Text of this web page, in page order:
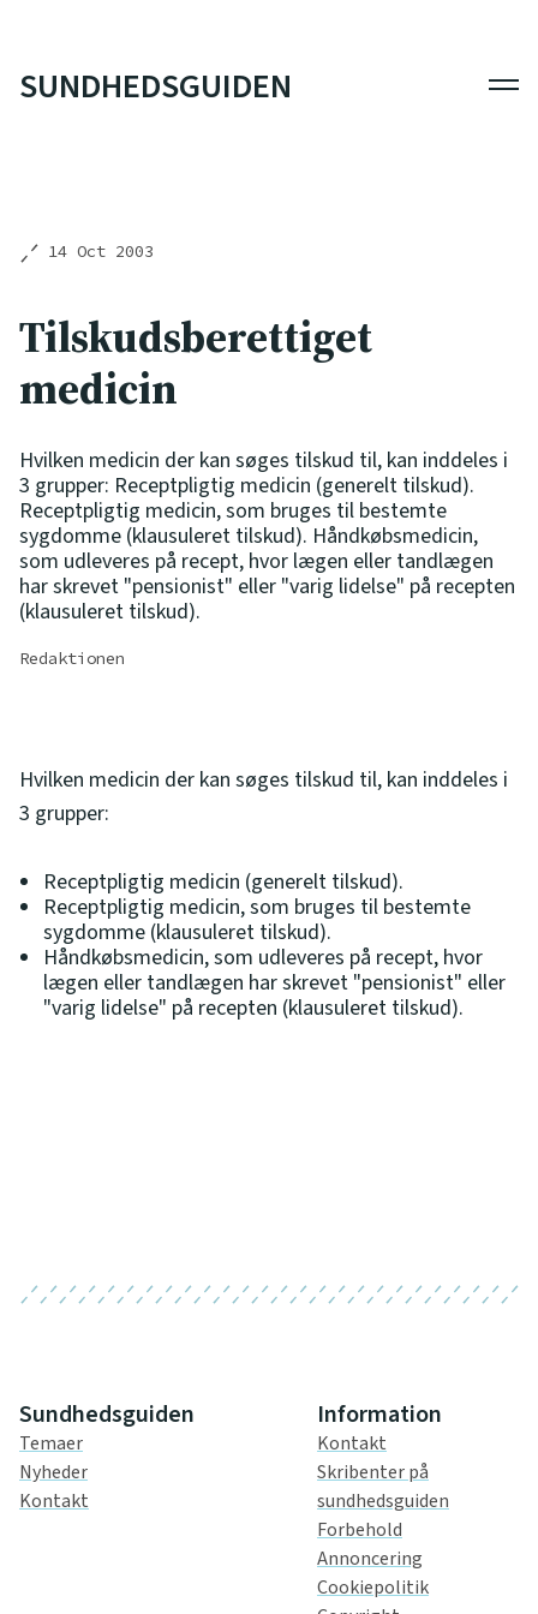
SUNDHEDSGUIDEN
14 Oct 2003
Tilskudsberettiget
medicin
Hvilken medicin der kan søges tilskud til, kan inddeles i
3 grupper: Receptpligtig medicin (generelt tilskud).
Receptpligtig medicin, som bruges til bestemte
sygdomme (klausuleret tilskud). Håndkøbsmedicin,
som udleveres på recept, hvor lægen eller tandlægen
har skrevet "pensionist" eller "varig lidelse" på recepten
(klausuleret tilskud).
Redaktionen
Hvilken medicin der kan søges tilskud til, kan inddeles i
3 grupper:
Receptpligtig medicin (generelt tilskud).
Receptpligtig medicin, som bruges til bestemte
sygdomme (klausuleret tilskud).
Håndkøbsmedicin, som udleveres på recept, hvor
lægen eller tandlægen har skrevet "pensionist" eller
"varig lidelse" på recepten (klausuleret tilskud).
Sundhedsguiden
Temaer
Nyheder
Kontakt
Information
Kontakt
Skribenter på
sundhedsguiden
Forbehold
Annoncering
Cookiepolitik